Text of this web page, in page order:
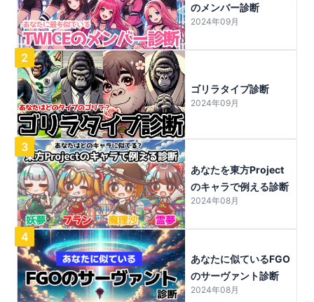
のメンバー診断
2024年09月
2
ゴリラタイプ診断
2024年09月
3
あなたを東方Project
のキャラで例える診断
2024年08月
4
あなたに似ているFGO
のサーヴァント診断
2024年08月